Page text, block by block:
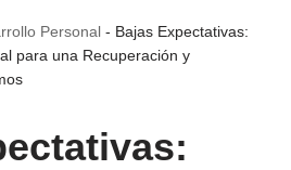
Personal - Bajas Expectativas:
para una Recuperación y